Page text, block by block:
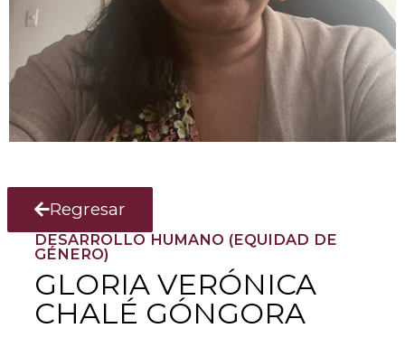
Regresar
DESARROLLO HUMANO (EQUIDAD DE
GÉNERO)
GLORIA VERÓNICA
CHALÉ GÓNGORA